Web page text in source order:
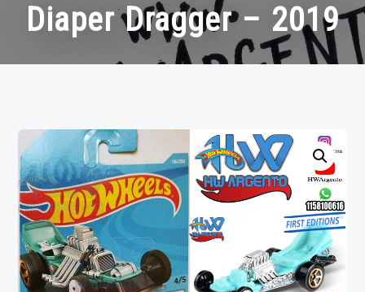
Diaper Dragger – 2019